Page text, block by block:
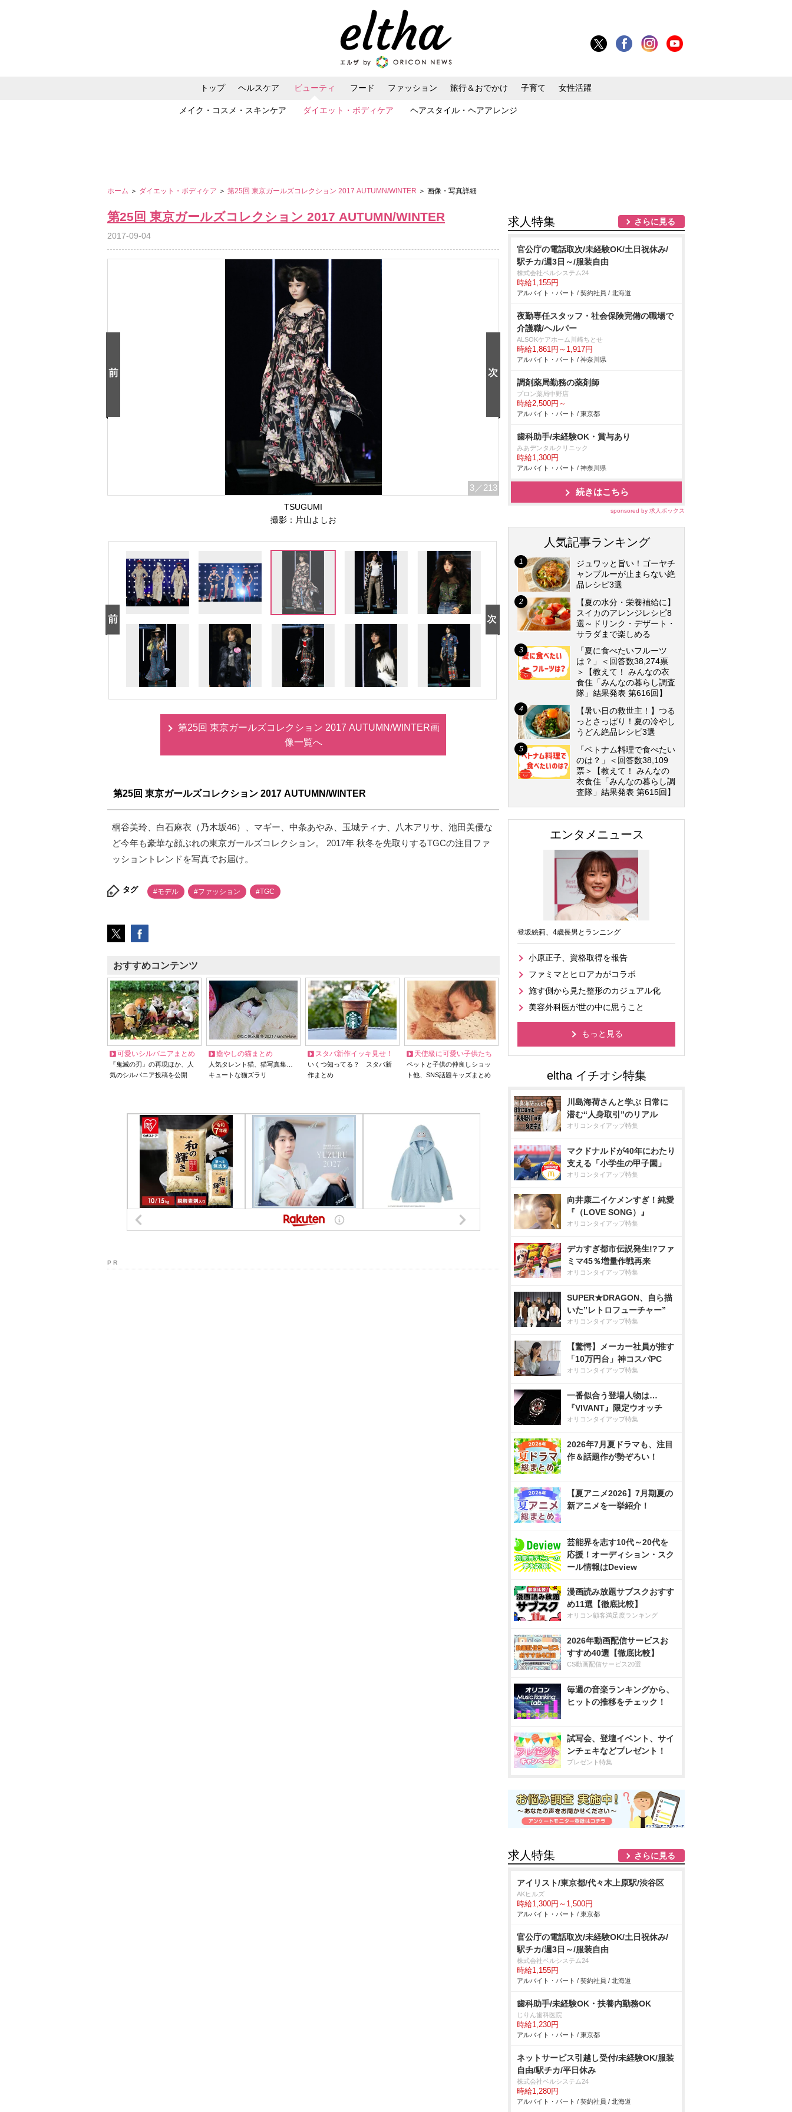
トップ ヘルスケア ビューティ
メイク・コスメ・スキンケア ダイエット・ボディケア ヘアスタイル・ヘアアレンジ
フード ファッション 旅行＆おでかけ 子育て 女性活躍
ホーム ＞ ダイエット・ボディケア ＞ 第25回 東京ガールズコレクション 2017 AUTUMN/WINTER ＞ 画像・写真詳細
第25回 東京ガールズコレクション 2017 AUTUMN/WINTER
2017-09-04
3 ／213
TSUGUMI
撮影：片山よしお
第25回 東京ガールズコレクション 2017 AUTUMN/WINTER画
像一覧へ
第25回 東京ガールズコレクション 2017 AUTUMN/WINTER
桐谷美玲、白石麻衣（乃木坂46）、マギー、中条あやみ、玉城ティナ、八木アリサ、池田美優な
ど今年も豪華な顔ぶれの東京ガールズコレクション。 2017年 秋冬を先取りするTGCの注目ファ
ッショントレンドを写真でお届け。
タグ #モデル #ファッション #TGC
おすすめコンテンツ
可愛いシルバニアまとめ
『鬼滅の刃』の再現ほか、人
気のシルバニア投稿を公開
癒やしの猫まとめ
人気タレント猫、猫写真集…
キュートな猫ズラリ
スタバ新作イッキ見せ！
いくつ知ってる？ スタバ新
作まとめ
天使級に可愛い子供たち
ペットと子供の仲良しショッ
ト他、SNS話題キッズまとめ
P R
求人特集 さらに見る
官公庁の電話取次/未経験OK/土日祝休み/
駅チカ/週3日～/服装自由
株式会社ベルシステム24
時給1,155円
アルバイト・パート / 契約社員 / 北海道
夜勤専任スタッフ・社会保険完備の職場で
介護職/ヘルパー
ALSOKケアホーム川崎ちとせ
時給1,861円～1,917円
アルバイト・パート / 神奈川県
調剤薬局勤務の薬剤師
プロン薬局中野店
時給2,500円～
アルバイト・パート / 東京都
歯科助手/未経験OK・賞与あり
みあデンタルクリニック
時給1,300円
アルバイト・パート / 神奈川県
続きはこちら
sponsored by 求人ボックス
人気記事ランキング
ジュワッと旨い！ゴーヤチ
ャンプルーが止まらない絶
品レシピ3選
【夏の水分・栄養補給に】
スイカのアレンジレシピ8
選～ドリンク・デザート・
サラダまで楽しめる
「夏に食べたいフルーツ
は？」＜回答数38,274票
＞【教えて！ みんなの衣
食住「みんなの暮らし調査
隊」結果発表 第616回】
【暑い日の救世主！】つる
っとさっぱり！夏の冷やし
うどん絶品レシピ3選
「ベトナム料理で食べたい
のは？」＜回答数38,109
票＞【教えて！ みんなの
衣食住「みんなの暮らし調
査隊」結果発表 第615回】
エンタメニュース
登坂絵莉、4歳長男とランニング
小原正子、資格取得を報告
ファミマとヒロアカがコラボ
施す側から見た整形のカジュアル化
美容外科医が世の中に思うこと
もっと見る
川島海荷さんと学ぶ 日常に
潜む“人身取引”のリアル
オリコンタイアップ特集
マクドナルドが40年にわたり
支える「小学生の甲子園」
オリコンタイアップ特集
向井康二イケメンすぎ！純愛
『（LOVE SONG）』
オリコンタイアップ特集
デカすぎ都市伝説発生!?ファ
ミマ45％増量作戦再来
オリコンタイアップ特集
SUPER★DRAGON、自ら描
いた”レトロフューチャー”
オリコンタイアップ特集
【驚愕】メーカー社員が推す
「10万円台」神コスパPC
オリコンタイアップ特集
一番似合う登場人物は…
『VIVANT』限定ウオッチ
オリコンタイアップ特集
2026年7月夏ドラマも、注目
作＆話題作が勢ぞろい！
【夏アニメ2026】7月期夏の
新アニメを一挙紹介！
芸能界を志す10代～20代を
応援！オーディション・スク
ール情報はDeview
漫画読み放題サブスクおすす
め11選【徹底比較】
オリコン顧客満足度ランキング
2026年動画配信サービスお
すすめ40選【徹底比較】
CS動画配信サービス20選
毎週の音楽ランキングから、
ヒットの推移をチェック！
試写会、登壇イベント、サイ
ンチェキなどプレゼント！
プレゼント特集
求人特集 さらに見る
アイリスト/東京都/代々木上原駅/渋谷区
AKヒルズ
時給1,300円～1,500円
アルバイト・パート / 東京都
官公庁の電話取次/未経験OK/土日祝休み/
駅チカ/週3日～/服装自由
株式会社ベルシステム24
時給1,155円
アルバイト・パート / 契約社員 / 北海道
歯科助手/未経験OK・扶養内勤務OK
じりん歯科医院
時給1,230円
アルバイト・パート / 東京都
ネットサービス引越し受付/未経験OK/服装
自由/駅チカ/平日休み
株式会社ベルシステム24
時給1,280円
アルバイト・パート / 契約社員 / 北海道